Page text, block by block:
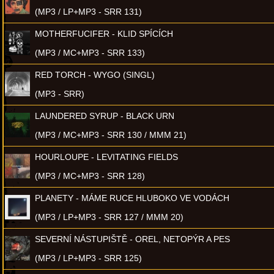
(MP3 / LP+MP3 - SRR 131)
MOTHERFUCIFER - KLID SPÍCÍCH
(MP3 / MC+MP3 - SRR 133)
RED TORCH - WYGO (SINGL)
(MP3 - SRR)
LAUNDERED SYRUP - BLACK URN
(MP3 / MC+MP3 - SRR 130 / MMM 21)
HOURLOUPE - LEVITATING FIELDS
(MP3 / MC+MP3 - SRR 128)
PLANETY - MÁME RUCE HLUBOKO VE VODÁCH
(MP3 / LP+MP3 - SRR 127 / MMM 20)
SEVERNÍ NÁSTUPIŠTĚ - OREL, NETOPÝR A PES
(MP3 / LP+MP3 - SRR 125)